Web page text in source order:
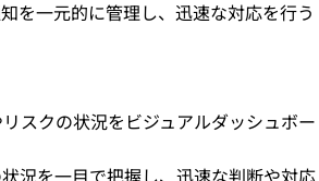
を一元的に管理し、迅速な対応を行う
スクの状況をビジュアルダッシュボー
況を一目で把握し、迅速な判断や対応